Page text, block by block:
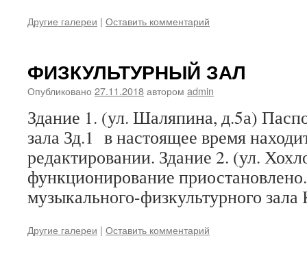
Другие галереи | Оставить комментарий
ФИЗКУЛЬТУРНЫЙ ЗАЛ
Опубликовано 27.11.2018автором admin
Здание 1. (ул. Шаляпина, д.5а)
зала Зд.1 в настоящее время
редактировании. Здание 2. (ул.
функционирование
музыкального-физкультурного зала
Другие галереи | Оставить комментарий